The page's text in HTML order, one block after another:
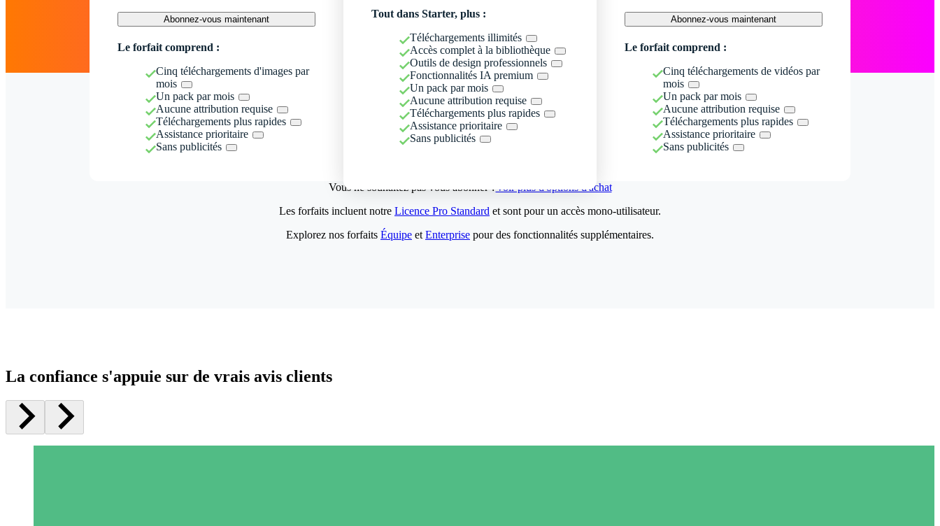
Abonnez-vous maintenant
Le forfait comprend :
Cinq téléchargements d'images par
mois
Un pack par mois
Aucune attribution requise
Téléchargements plus rapides
Assistance prioritaire
Sans publicités
Tout dans Starter, plus :
Téléchargements illimités
Accès complet à la bibliothèque
Outils de design professionnels
Fonctionnalités IA premium
Un pack par mois
Aucune attribution requise
Téléchargements plus rapides
Assistance prioritaire
Sans publicités
Abonnez-vous maintenant
Le forfait comprend :
Cinq téléchargements de vidéos par
mois
Un pack par mois
Aucune attribution requise
Téléchargements plus rapides
Assistance prioritaire
Sans publicités
Vous ne souhaitez pas vous abonner ?Voir plus d'options d'achat
Les forfaits incluent notre Licence Pro Standard et sont pour un accès mono-utilisateur.
Explorez nos forfaits Équipe et Enterprise pour des fonctionnalités supplémentaires.
La confiance s'appuie sur de vrais avis clients